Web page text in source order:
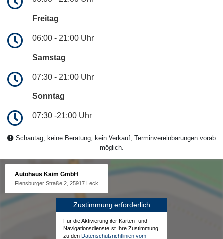
Freitag
06:00 - 21:00 Uhr
Samstag
07:30 - 21:00 Uhr
Sonntag
07:30 -21:00 Uhr
Schautag, keine Beratung, kein Verkauf, Terminvereinbarungen vorab
möglich.
Autohaus Kaim GmbH
Flensburger Straße 2, 25917 Leck
Zustimmung erforderlich
Für die Aktivierung der Karten- und
Navigationsdienste ist Ihre Zustimmung
zu den Datenschutzrichtlinien vom